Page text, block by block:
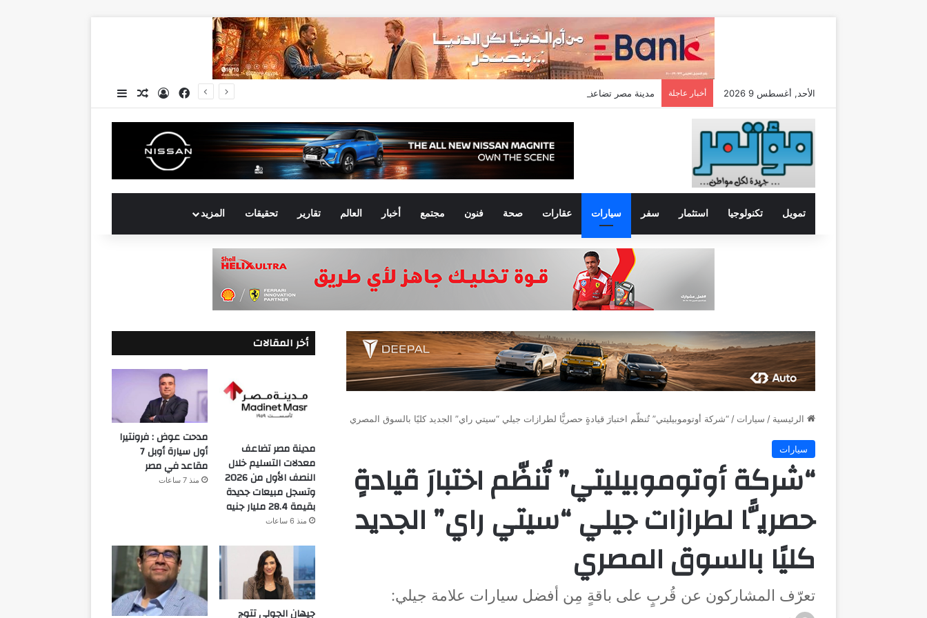
الأحد, أغسطس 9 2026 أخبار عاجلة مدينة مصر تضاعف معدلات التسليم خلال النصف الأول من 2026 وتسجل مبيعات جديدة بقيمة 28.4 مليار جنيه فيسبوكتسجيل الدخول
مقال عشوائي
إضافة عمود جانبي
تمويل تكنولوجيا استثمار سفر سيارات عقارات صحة فنون مجتمع أخبار العالم تقارير تحقيقات المزيد
الرئيسية / سيارات / “شركة أوتوموبيليتي” تُنظّم اختبارَ قيادةٍ حصريًّا لطرازات جيلي “سيتي راي” الجديد كليًا بالسوق المصري
سيارات
“شركة أوتوموبيليتي” تُنظّم اختبارَ قيادةٍ
حصريًّا لطرازات جيلي “سيتي راي” الجديد
كليًا بالسوق المصري
تعرّف المشاركون عن قُربٍ على باقةٍ مِن أفضل سيارات علامة جيلي:
أخر المقالات
مدينة مصر تضاعف
معدلات التسليم خلال
النصف الأول من 2026
وتسجل مبيعات جديدة
بقيمة 28.4 مليار جنيه
منذ 6 ساعات
مدحت عوض : فرونتيرا
أول سيارة أوبل 7
مقاعد في مصر
منذ 7 ساعات
جيهان الجولي تتوج